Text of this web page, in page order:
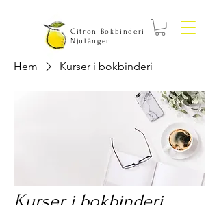
Citron Bokbinderi
Njutånger
Hem Kurser i bokbinderi